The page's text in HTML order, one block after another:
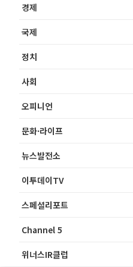
경제
국제
정치
사회
오피니언
문화·라이프
뉴스발전소
이투데이TV
스페셜리포트
Channel 5
위너스IR클럽